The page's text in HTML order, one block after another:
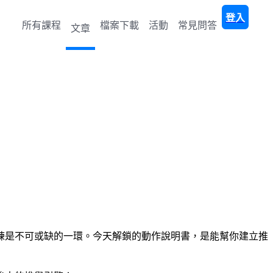
所有課程 文章 檔案下載 活動 常見問答
登入
不可或缺的一環。今天解鎖的動作說明書，是能幫你建立推